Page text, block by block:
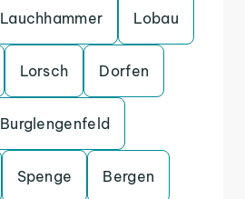
Lauchhammer Lobau
Lorsch Dorfen
Burglengenfeld
Spenge Bergen